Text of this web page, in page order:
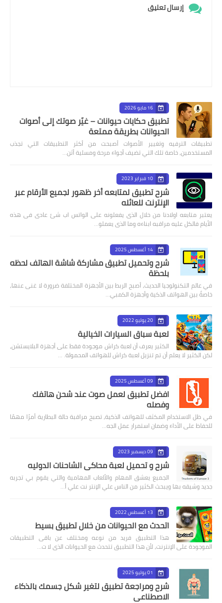
إرسال تعليق
16 مايو 2026
تطبيق حكايات حيوانات – غيّر صوتك إلى أصوات
الحيوانات بطريقة ممتعة
تطبيقات الترفيه وتغيير الأصوات أصبحت من أكثر التطبيقات التي تجذب
المستخدمين، خاصة تلك التي تضيف أجواء مرحة ومسلية أثن…
10 فبراير 2023
شرح تطبيق لمتابعه أخر ظهور لجميع الأرقام عبر
الإنترنت للعائله
يعتبر متابعه اولادنا من خلال الذى يفعلونه على الواتس اب شئ عادى فى هذه
الأيام فالكل عليه مراقبه ابناءه وما الذى يعملو…
14 أغسطس 2025
شرح وتحميل تطبيق مشاركة شاشة الهاتف لحظه
بلحظة
في عالم التكنولوجيا الحديث، أصبح الربط بين الأجهزة المختلفة ضرورة لا غنى عنها،
خاصةً بين الهواتف الذكية وأجهزة الكمبي…
20 يوليو 2022
لعبة سباق السيارات الخيالية
الكثير يعرف أن لعبة كراش موجودة فقط على أجهزة البلايستشن،
لكن الكثير لا يعلم أن تم تنزيل لعبة كراش للهواتف المحمولة. …
09 أغسطس 2025
افضل تطبيق لعمل صوت عند شحن هاتفك
وفصله
في ظل الاستخدام المكثف للهواتف الذكية، تصبح مراقبة حالة البطارية أمرًا مهمًا
للحفاظ على الأداء وضمان استمرار عمل الجه…
09 ديسمبر 2023
شرح و تحميل لعبة محاكى الشاحنات الدوليه
الجميع يعشق المهام والألعاب المهامية والتي يقوم بي تجربه
جديد وشيقه بها ويبحث الكثير من الناس علي الإنتر نت علي أ…
13 أغسطس 2022
اتحدث مع الحيوانات من خلال تطبيق بسيط
هذا التطبيق فريد من نوعه ومختلف عن باقى التطبيقات
الموجودة على الإنترنت، لأن هذا التطبيق تتحدث مع الحيوانات الذى لا ت…
01 يوليو 2025
شرح ومراجعة تطبيق لتغير شكل جسمك بالذكاء
الاصطناعي